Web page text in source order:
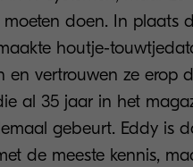
moeten doen. In plaats
houtje-
en vertrouwen ze erop
al 35 jaar in het
gebeurt. Eddy is
de meeste kennis,